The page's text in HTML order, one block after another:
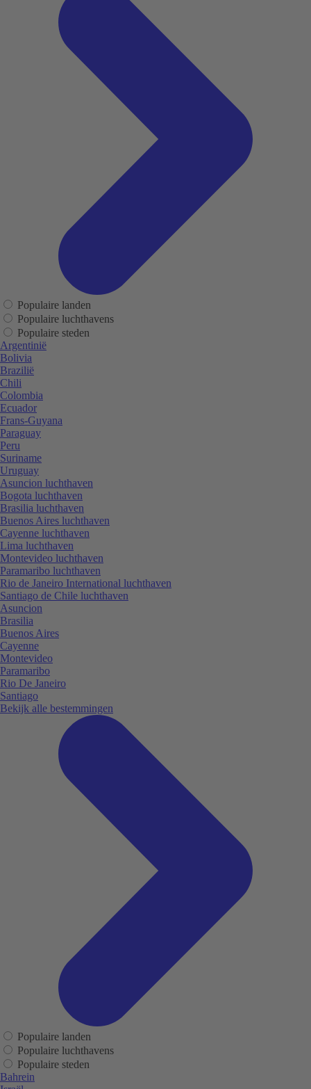
Populaire landen
Populaire luchthavens
Populaire steden
Argentinië
Bolivia
Brazilië
Chili
Colombia
Ecuador
Frans-Guyana
Paraguay
Peru
Suriname
Uruguay
Asuncion luchthaven
Bogota luchthaven
Brasilia luchthaven
Buenos Aires luchthaven
Cayenne luchthaven
Lima luchthaven
Montevideo luchthaven
Paramaribo luchthaven
Rio de Janeiro International luchthaven
Santiago de Chile luchthaven
Asuncion
Brasilia
Buenos Aires
Cayenne
Montevideo
Paramaribo
Rio De Janeiro
Santiago
Bekijk alle bestemmingen
Populaire landen
Populaire luchthavens
Populaire steden
Bahrein